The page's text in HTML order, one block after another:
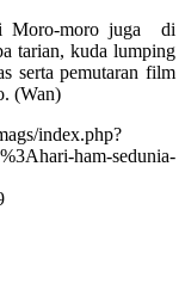
Moro-moro juga di
tarian, kuda lumping
serta pemutaran film
(Wan)
index.php?
ham-sedunia-